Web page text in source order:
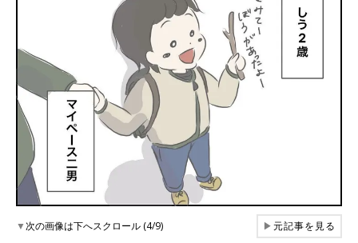
▼次の画像は下へスクロール (4/9) ▶元記事を見る